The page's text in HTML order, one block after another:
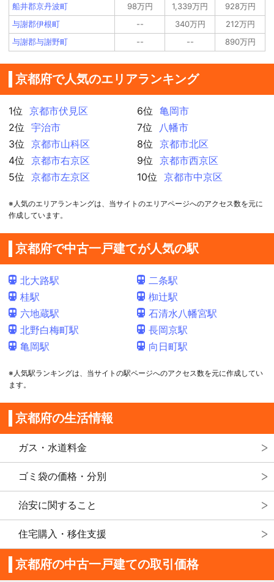
船井郡京丹波町
98万円 1,339万円
928万円
与謝郡伊根町
-- 340万円
212万円
与謝郡与謝野町
-- -- 890万円
京都府で人気のエリアランキング
1位
京都市伏見区
2位
宇治市
3位
京都市山科区
4位
京都市右京区
5位
京都市左京区
6位
亀岡市
7位
八幡市
8位
京都市北区
9位
京都市西京区
10位
京都市中京区
※人気のエリアランキングは、当サイトのエリアページへのアクセス数を元に
作成しています。
京都府で中古一戸建てが人気の駅
北大路駅
桂駅
六地蔵駅
北野白梅町駅
亀岡駅
二条駅
椥辻駅
石清水八幡宮駅
長岡京駅
向日町駅
※人気駅ランキングは、当サイトの駅ページへのアクセス数を元に作成してい
ます。
京都府の生活情報
ガス・水道料金
ゴミ袋の価格・分別
治安に関すること
住宅購入・移住支援
京都府の中古一戸建ての取引価格